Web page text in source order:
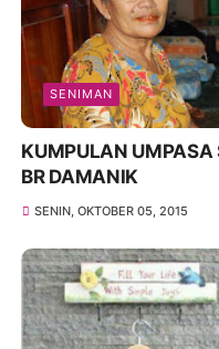
SENIMAN
KUMPULAN
BR DAMANIK
SENIN, OKTOBER 05, 2015